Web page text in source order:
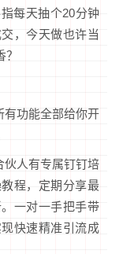
每天抽个20分钟
，今天做也许当
有功能全部给你开
伙人有专属钉钉培
程，定期分享最
一对一手把手带
快速精准引流成